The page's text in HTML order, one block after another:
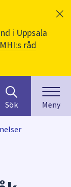
i Uppsala
råd
Sök Meny